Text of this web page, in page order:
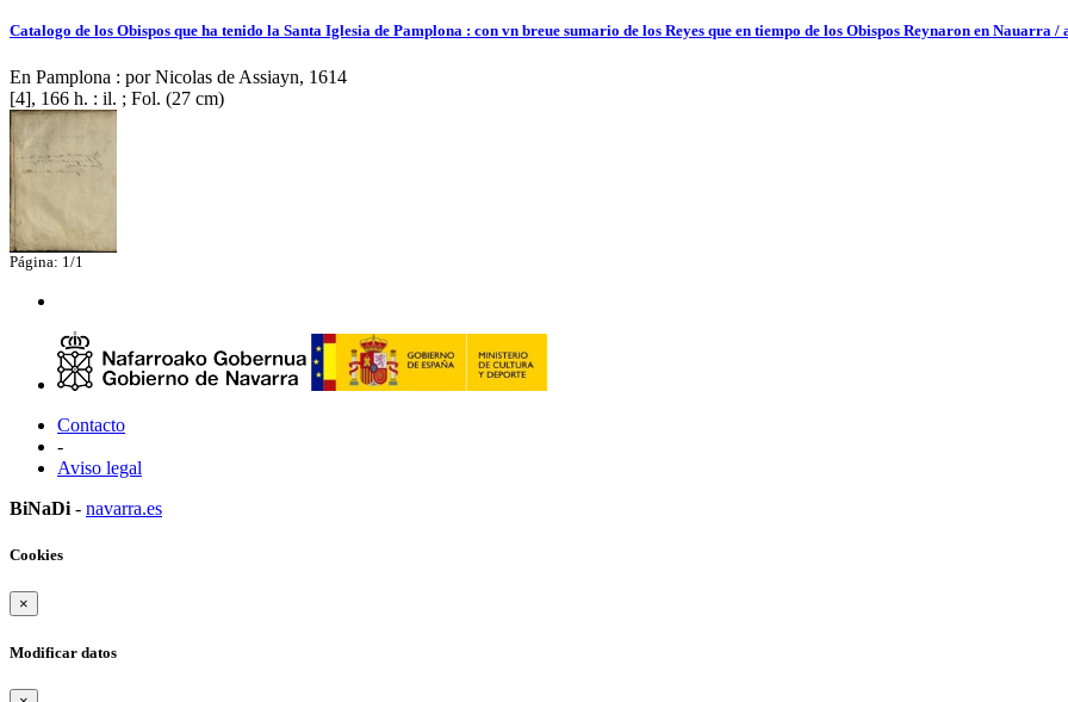
Catalogo de los Obispos que ha tenido la Santa Iglesia de Pamplona : con vn breue sumario de los Reyes que en tiempo de los Obispos Reynaron en Nauarra
En Pamplona : por Nicolas de Assiayn, 1614
[4], 166 h. : il. ; Fol. (27 cm)
Página: 1/1
Contacto
-
Aviso legal
BiNaDi - navarra.es
Cookies
×
Modificar datos